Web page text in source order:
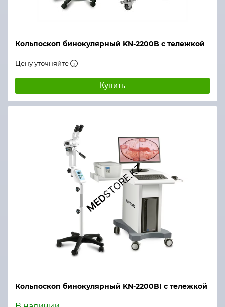
Кольпоскоп бинокулярный KN-2200B с тележкой
Цену уточняйте
Купить
Кольпоскоп бинокулярный KN-2200BI с тележкой